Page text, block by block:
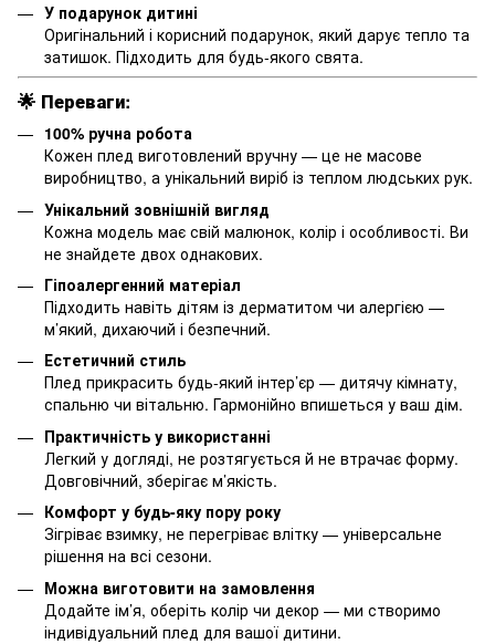
У подарунок дитині
Оригінальний і корисний подарунок, який дарує тепло та
затишок. Підходить для будь-якого свята.
🌟 Переваги:
100% ручна робота
Кожен плед виготовлений вручну — це не масове
виробництво, а унікальний виріб із теплом людських рук.
Унікальний зовнішній вигляд
Кожна модель має свій малюнок, колір і особливості. Ви
не знайдете двох однакових.
Гіпоалергенний матеріал
Підходить навіть дітям із дерматитом чи алергією —
м’який, дихаючий і безпечний.
Естетичний стиль
Плед прикрасить будь-який інтер’єр — дитячу кімнату,
спальню чи вітальню. Гармонійно впишеться у ваш дім.
Практичність у використанні
Легкий у догляді, не розтягується й не втрачає форму.
Довговічний, зберігає м’якість.
Комфорт у будь-яку пору року
Зігріває взимку, не перегріває влітку — універсальне
рішення на всі сезони.
Можна виготовити на замовлення
Додайте ім’я, оберіть колір чи декор — ми створимо
індивідуальний плед для вашої дитини.